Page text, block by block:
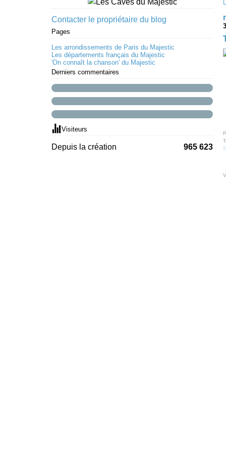
Contacter le propriétaire du blog
Pages
Les arrondissements de Paris du Majestic
Les départements français du Majestic
'On connaît la chanson' du Majestic
Derniers commentaires
Visiteurs
Depuis la création 965 623